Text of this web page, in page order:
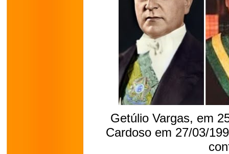
Getúlio Vargas, em
Cardoso em 27/03/